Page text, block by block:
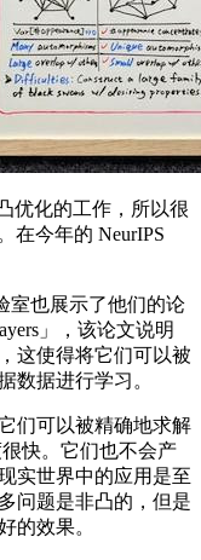
优化的工作，所以很
在今年的 NeurIPS
室也展示了他们的论
」，该论文说明
这使得将它们可以被
数据进行学习。
可以被精确地求解
很快。它们也不会产
实世界中的应用是至
问题是非凸的，但是
的效果。